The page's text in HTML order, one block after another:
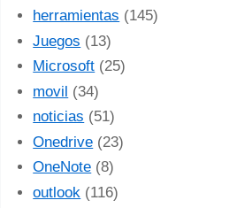
herramientas (145)
Juegos (13)
Microsoft (25)
movil (34)
noticias (51)
Onedrive (23)
OneNote (8)
outlook (116)